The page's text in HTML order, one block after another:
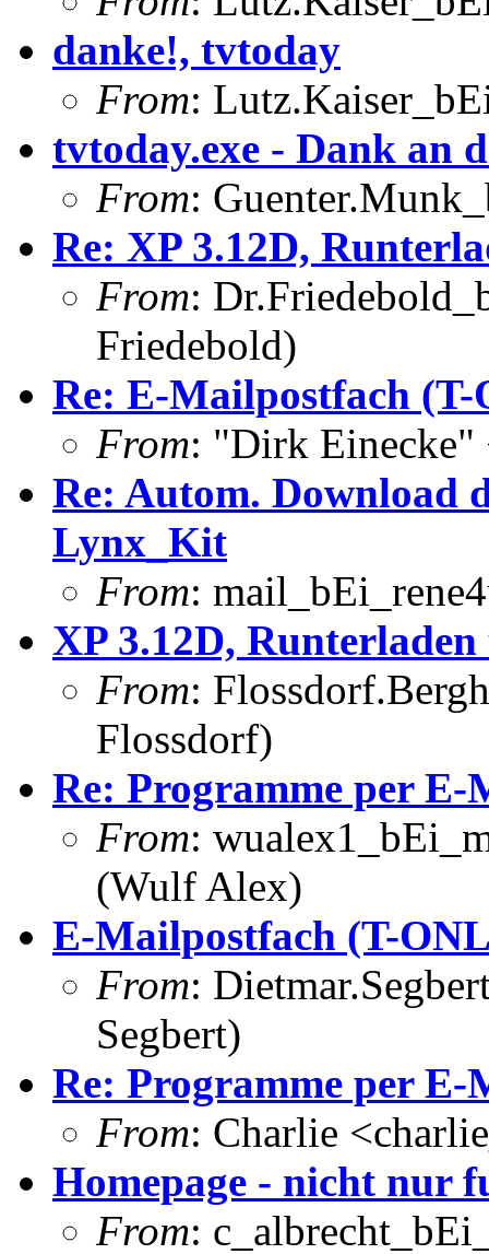
danke!, tvtoday
From:
tvtoday.exe - Dank an
From:
Re: XP 3.12D,
From:
Friedebold)
Re: E-Mailpostfach
From: "Dirk Einecke"
Re: Autom. Download
Lynx_Kit
From:
XP 3.12D,
From:
Flossdorf)
Re: Programme per E-
From:
(Wulf Alex)
E-Mailpostfach (T-
From:
Segbert)
Re: Programme per E-
From: Charlie
Homepage - nicht nur
From: